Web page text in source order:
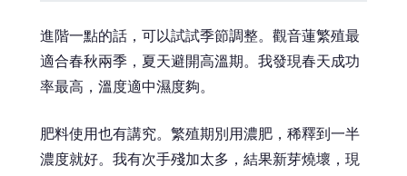
進階一點的話，可以試試季節調整。觀音蓮繁殖最
適合春秋兩季，夏天避開高溫期。我發現春天成功
率最高，溫度適中濕度夠。
肥料使用也有講究。繁殖期別用濃肥，稀釋到一半
濃度就好。我有次手殘加太多，結果新芽燒壞，現